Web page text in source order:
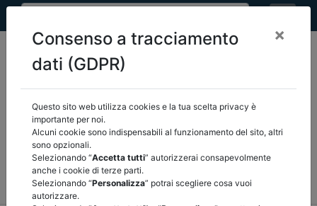
Seleziona una categoria:
COMUNICAZIONI
RASSEGNA STAMPA VEDI TUTTE
Consenso a tracciamento
dati (GDPR)
×
Questo sito web utilizza cookies e la tua scelta privacy è
importante per noi.
Alcuni cookie sono indispensabili al funzionamento del sito, altri
sono opzionali.
Selezionando “Accetta tutti” autorizzerai consapevolmente
anche i cookie di terze parti.
Selezionando “Personalizza” potrai scegliere cosa vuoi
autorizzare.